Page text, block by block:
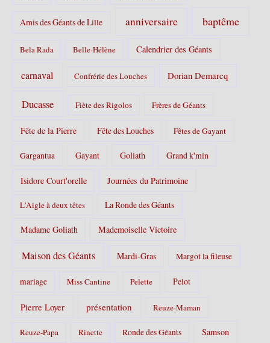
Amis des Géants de Lille anniversaire baptême
Bela Rada Belle-Hélène Calendrier des Géants
carnaval Confrérie des Louches Dorian Demarcq
Ducasse Fiète des Rigolos Frères de Géants
Fête de la Pierre Fête des Louches Fêtes de Gayant
Gargantua Gayant Goliath Grand k'min
Isidore Court'orelle Journées du Patrimoine
L'Aigle à deux têtes La Ronde des Géants
Madame Goliath Mademoiselle Victoire
Maison des Géants Mardi-Gras Margot la fileuse
mariage Miss Cantine Pelette Pelot
Pierre Loyer présentation Reuze-Maman
Reuze-Papa Rinette Ronde des Géants Samson